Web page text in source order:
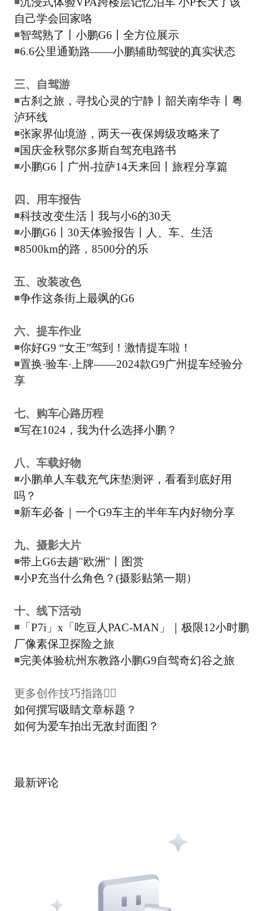
自己学会回家咯
◾智驾熟了丨小鹏G6丨全方位展示
◾6.6公里通勤路——小鹏辅助驾驶的真实状态
三、自驾游
◾古刹之旅，寻找心灵的宁静丨韶关南华寺丨粤
泸环线
◾张家界仙境游，两天一夜保姆级攻略来了
◾国庆金秋鄂尔多斯自驾充电路书
◾小鹏G6丨广州-拉萨14天来回丨旅程分享篇
四、用车报告
◾科技改变生活丨我与小6的30天
◾小鹏G6丨30天体验报告丨人、车、生活
◾8500km的路，8500分的乐
五、改装改色
◾争作这条街上最飒的G6
六、提车作业
◾你好G9 “女王”驾到！激情提车啦！
◾置换·验车·上牌——2024款G9广州提车经验分
享
七、购车心路历程
◾写在1024，我为什么选择小鹏？
八、车载好物
◾小鹏单人车载充气床垫测评，看看到底好用
吗？
◾新车必备｜一个G9车主的半年车内好物分享
九、摄影大片
◾带上G6去趟"欧洲"丨图赏
◾小P充当什么角色？(摄影贴第一期）
十、线下活动
◾ 「P7i」x「吃豆人PAC-MAN」｜极限12小时鹏
厂像素保卫探险之旅
◾完美体验杭州东教路小鹏G9自驾奇幻谷之旅
更多创作技巧指路👇🏻
如何撰写吸睛文章标题？
如何为爱车拍出无敌封面图？
最新评论